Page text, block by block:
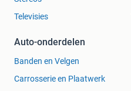
Televisies
Auto-onderdelen
Banden en Velgen
Carrosserie en Plaatwerk